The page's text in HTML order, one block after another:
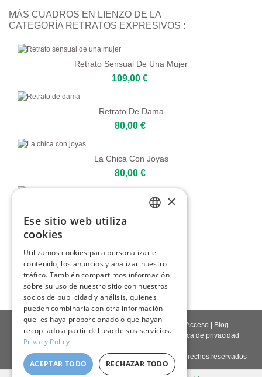
MÁS CUADROS EN LIENZO DE LA
CATEGORÍA RETRATOS EXPRESIVOS :
Retrato Sensual De Una Mujer
109,00 €
Retrato De Dama
80,00 €
La Chica Con Joyas
80,00 €
Cara Expresiva De Una Mujer
80,00 €
Dia De La Amistad
109,00 €
Contáctenos Quienes somos | Calidad giclée Acceso
Blog
Política de entrega| Política de devoluciones|Política de privacidad
Derechos de autor © 2026Pastel Brush - Todos los derechos reservados
GERMAN
FRENCH
SPANISH
×
Ese sitio web utiliza
cookies
Utilizamos cookies para personalizar el
contenido, los anuncios y analizar nuestro
tráfico. También compartimos información
sobre su uso de nuestro sitio con nuestros
socios de publicidad y análisis, quienes
pueden combinarla con otra información
que les haya proporcionado o que hayan
recopilado a partir del uso de sus servicios.
Privacy Policy
ACEPTAR TODO RECHAZAR TODO